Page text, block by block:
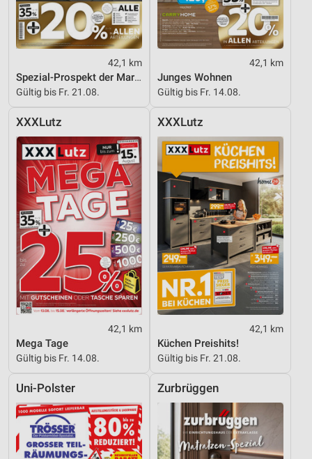
42,1 km
Spezial-Prospekt der Marken
Gültig bis Fr. 21.08.
42,1 km
Junges Wohnen
Gültig bis Fr. 14.08.
XXXLutz
42,1 km
Mega Tage
Gültig bis Fr. 14.08.
XXXLutz
42,1 km
Küchen Preishits!
Gültig bis Fr. 21.08.
Uni-Polster Zurbrüggen